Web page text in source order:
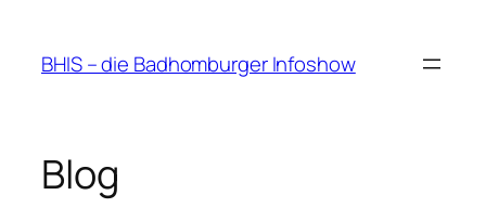
springen
BHIS – die Badhomburger Infoshow
Blog